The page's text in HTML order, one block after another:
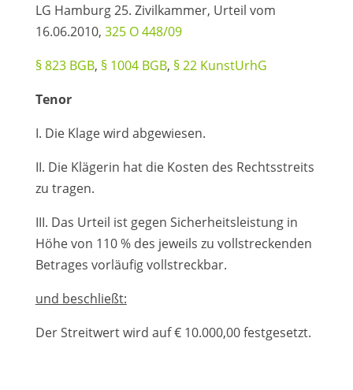
LG Hamburg 25. Zivilkammer, Urteil vom
16.06.2010, 325 O 448/09
§ 823 BGB, § 1004 BGB, § 22 KunstUrhG
Tenor
I. Die Klage wird abgewiesen.
II. Die Klägerin hat die Kosten des Rechtsstreits
zu tragen.
III. Das Urteil ist gegen Sicherheitsleistung in
Höhe von 110 % des jeweils zu vollstreckenden
Betrages vorläufig vollstreckbar.
und beschließt:
Der Streitwert wird auf € 10.000,00 festgesetzt.